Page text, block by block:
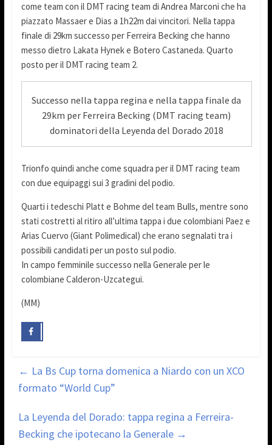
come team con il DMT racing team di Andrea Marconi che ha
piazzato Massaer e Dias a 1h22m dai vincitori. Nella tappa
finale di 29km successo per Ferreira Becking che hanno
messo dietro Lakata Hynek e Botero Castaneda. Quarto
posto per il DMT racing team 2.
Successo nella tappa regina e nella tappa finale da
29km per Ferreira Becking (DMT racing team)
dominatori della Leyenda del Dorado 2018
Trionfo quindi anche come squadra per il DMT racing team
con due equipaggi sui 3 gradini del podio.
Quarti i tedeschi Platt e Bohme del team Bulls, mentre sono
stati costretti al ritiro all’ultima tappa i due colombiani Paez e
Arias Cuervo (Giant Polimedical) che erano segnalati tra i
possibili candidati per un posto sul podio.
In campo femminile successo nella Generale per le
colombiane Calderon-Uzcategui.
(MM)
← La Bs Cup torna domenica a Niardo con un XCO
formato “World Cup”
La Leyenda del Dorado: tappa regina a Ferreira-
Becking che ipotecano la Generale →